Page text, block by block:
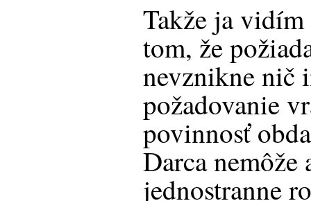
Takže ja
tom, že
nevznikne nič
požadovanie
povinnosť
Darca
jednostranne